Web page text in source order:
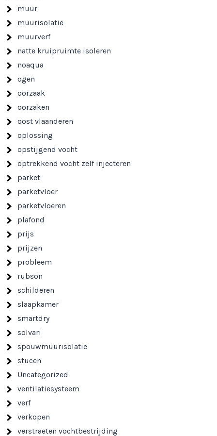
muur
muurisolatie
muurverf
natte kruipruimte isoleren
noaqua
ogen
oorzaak
oorzaken
oost vlaanderen
oplossing
opstijgend vocht
optrekkend vocht zelf injecteren
parket
parketvloer
parketvloeren
plafond
prijs
prijzen
probleem
rubson
schilderen
slaapkamer
smartdry
solvari
spouwmuurisolatie
stucen
Uncategorized
ventilatiesysteem
verf
verkopen
verstraeten vochtbestrijding